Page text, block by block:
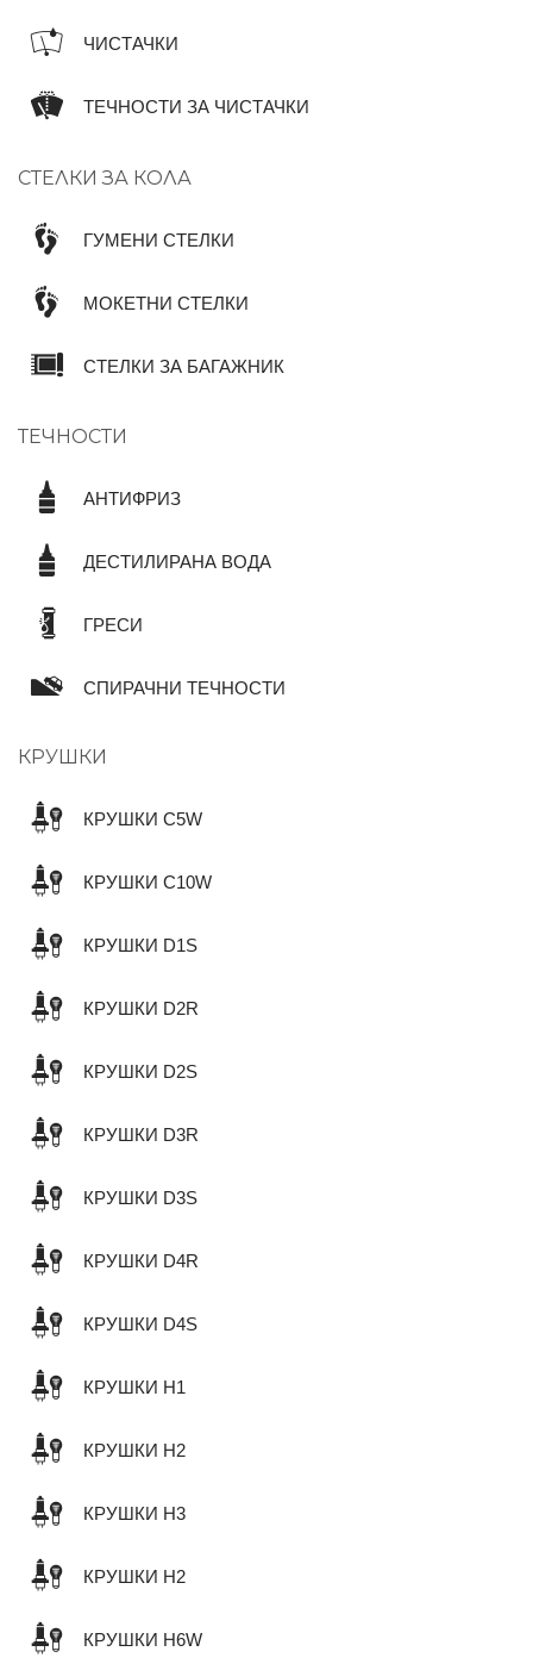
ЧИСТАЧКИ
ТЕЧНОСТИ ЗА ЧИСТАЧКИ
СТЕЛКИ ЗА КОЛА
ГУМЕНИ СТЕЛКИ
МОКЕТНИ СТЕЛКИ
СТЕЛКИ ЗА БАГАЖНИК
ТЕЧНОСТИ
АНТИФРИЗ
ДЕСТИЛИРАНА ВОДА
ГРЕСИ
СПИРАЧНИ ТЕЧНОСТИ
КРУШКИ
КРУШКИ C5W
КРУШКИ C10W
КРУШКИ D1S
КРУШКИ D2R
КРУШКИ D2S
КРУШКИ D3R
КРУШКИ D3S
КРУШКИ D4R
КРУШКИ D4S
КРУШКИ H1
КРУШКИ H2
КРУШКИ H3
КРУШКИ H2
КРУШКИ H6W